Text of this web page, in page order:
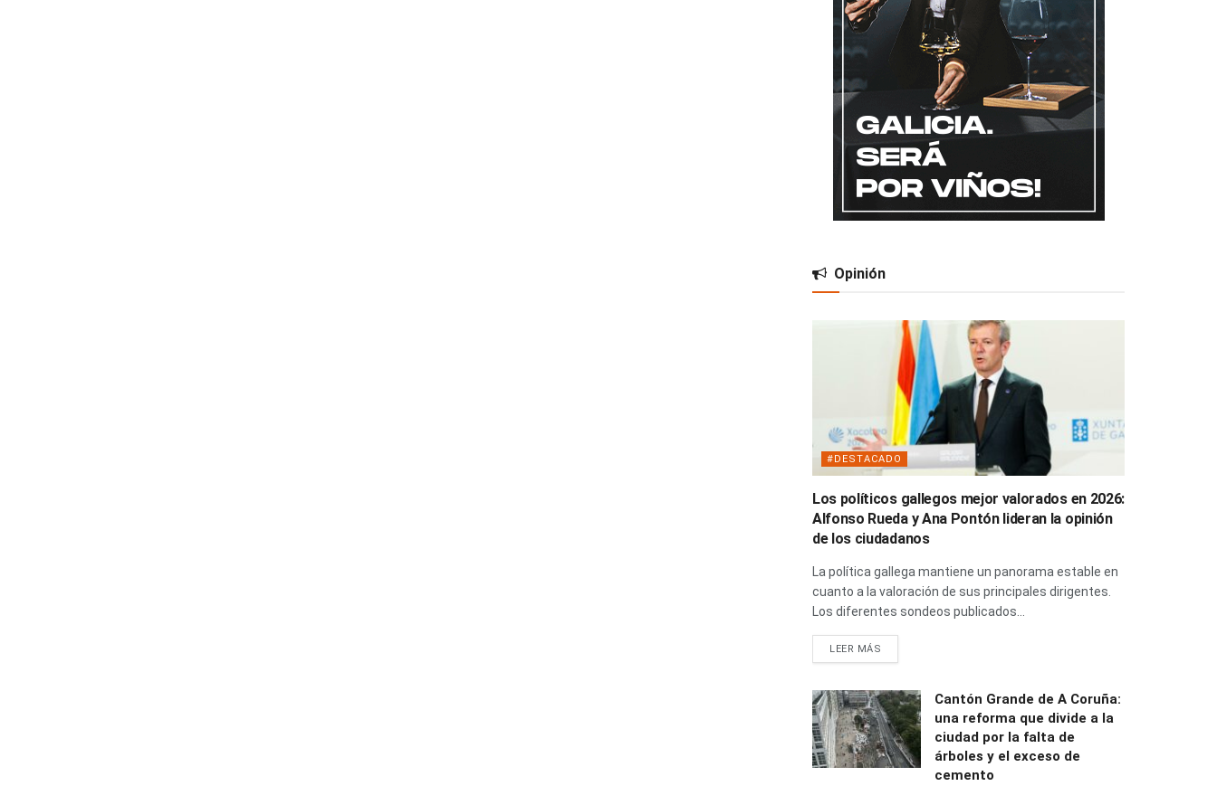
Opinión
#DESTACADO
Los políticos gallegos mejor valorados en 2026:
Alfonso Rueda y Ana Pontón lideran la opinión
de los ciudadanos
La política gallega mantiene un panorama estable en
cuanto a la valoración de sus principales dirigentes.
Los diferentes sondeos publicados...
LEER MÁS
Cantón Grande de A Coruña:
una reforma que divide a la
ciudad por la falta de
árboles y el exceso de
cemento